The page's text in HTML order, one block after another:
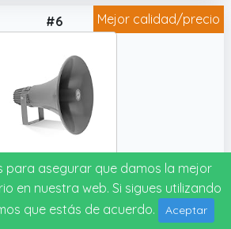
Mejor calidad/precio
#6
Pyle PyleHome PHSP16 - Altavoz de megafonía (40, Transformador de 70 a 100 V)
Marca: Pyle
para asegurar que damos la mejor
en nuestra web. Si sigues utilizando
que estás de acuerdo.
Aceptar